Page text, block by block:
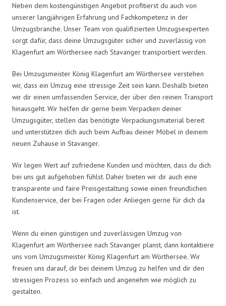
Neben dem kostengünstigen Angebot profitierst du auch von
unserer langjährigen Erfahrung und Fachkompetenz in der
Umzugsbranche. Unser Team von qualifizierten Umzugsexperten
sorgt dafür, dass deine Umzugsgüter sicher und zuverlässig von
Klagenfurt am Wörthersee nach Stavanger transportiert werden.
Bei Umzugsmeister König Klagenfurt am Wörthersee verstehen
wir, dass ein Umzug eine stressige Zeit sein kann. Deshalb bieten
wir dir einen umfassenden Service, der über den reinen Transport
hinausgeht. Wir helfen dir gerne beim Verpacken deiner
Umzugsgüter, stellen das benötigte Verpackungsmaterial bereit
und unterstützen dich auch beim Aufbau deiner Möbel in deinem
neuen Zuhause in Stavanger.
Wir legen Wert auf zufriedene Kunden und möchten, dass du dich
bei uns gut aufgehoben fühlst. Daher bieten wir dir auch eine
transparente und faire Preisgestaltung sowie einen freundlichen
Kundenservice, der bei Fragen oder Anliegen gerne für dich da
ist.
Wenn du einen günstigen und zuverlässigen Umzug von
Klagenfurt am Wörthersee nach Stavanger planst, dann kontaktiere
uns vom Umzugsmeister König Klagenfurt am Wörthersee. Wir
freuen uns darauf, dir bei deinem Umzug zu helfen und dir den
stressigen Prozess so einfach und angenehm wie möglich zu
gestalten.